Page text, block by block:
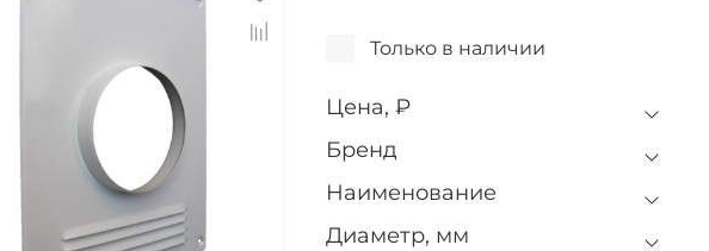
Только в наличии
Цена, ₽
Бренд
Наименование
Диаметр, мм